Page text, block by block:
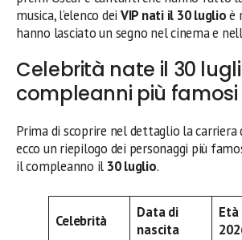
musica, l’elenco dei VIP nati il 30 luglioè
hanno lasciato un segno nel cinema e
Celebrità nate il 30
compleanni più famosi
Prima di scoprire nel dettaglio la carriera
ecco un riepilogo dei personaggi più
il compleanno il 30 luglio.
Celebrità
Data di
nascita
Età